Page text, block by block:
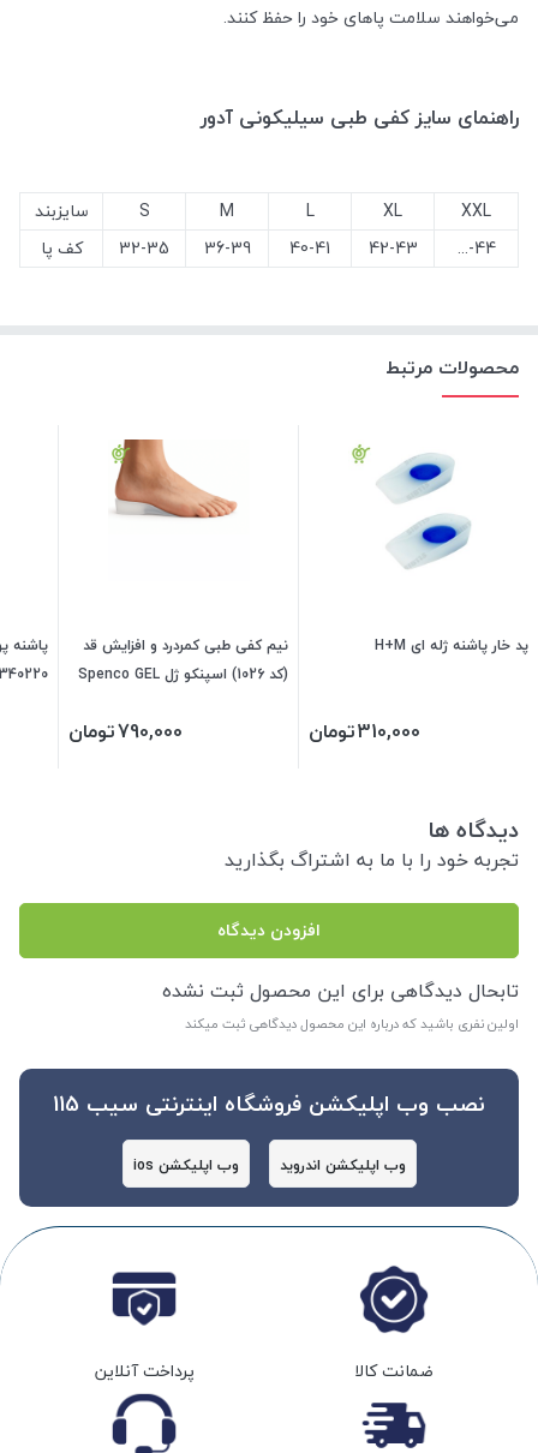
می‌خواهند سلامت پاهای خود را حفظ کنند.
راهنمای سایز کفی طبی سیلیکونی آدور
XXL
XL
L
M
S
سایزبند
44-...
42-43
40-41
36-39
32-35 کف پا
محصولات مرتبط
پد خار پاشنه ژله ای H+M
310,000تومان
نیم کفی طبی کمردرد و افزایش قد
(کد 1026) اسپنکو ژل Spenco GEL
790,000تومان
پاشنه
دیدگاه ها
تجربه خود را با ما به اشتراگ بگذارید
افزودن دیدگاه
تابحال دیدگاهی برای این محصول ثبت نشده
اولین نفری باشید که درباره این محصول دیدگاهی ثبت میکند
نصب وب اپلیکشن فروشگاه اینترنتی سیب 115
وب اپلیکشن اندروید وب اپلیکشن ios
ضمانت کالا پرداخت آنلاین